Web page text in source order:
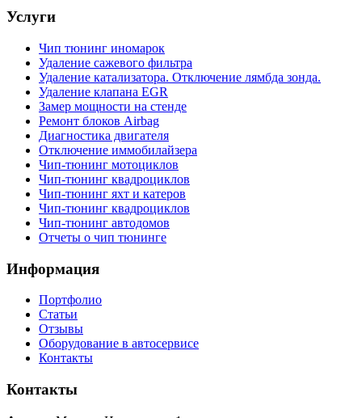
Услуги
Чип тюнинг иномарок
Удаление сажевого фильтра
Удаление катализатора. Отключение лямбда зонда.
Удаление клапана EGR
Замер мощности на стенде
Ремонт блоков Airbag
Диагностика двигателя
Отключение иммобилайзера
Чип-тюнинг мотоциклов
Чип-тюнинг квадроциклов
Чип-тюнинг яхт и катеров
Чип-тюнинг квадроциклов
Чип-тюнинг автодомов
Отчеты о чип тюнинге
Информация
Портфолио
Статьи
Отзывы
Оборудование в автосервисе
Контакты
Контакты